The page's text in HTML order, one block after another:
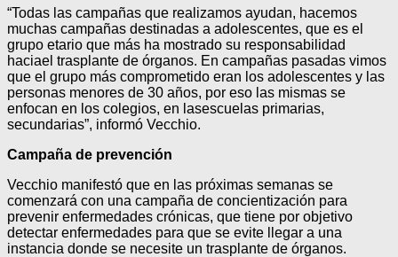
“Todas las campañas que realizamos ayudan, hacemos
muchas campañas destinadas a adolescentes, que es el
grupo etario que más ha mostrado su responsabilidad
haciael trasplante de órganos. En campañas pasadas vimos
que el grupo más comprometido eran los adolescentes y las
personas menores de 30 años, por eso las mismas se
enfocan en los colegios, en lasescuelas primarias,
secundarias”, informó Vecchio.
Campaña de prevención
Vecchio manifestó que en las próximas semanas se
comenzará con una campaña de concientización para
prevenir enfermedades crónicas, que tiene por objetivo
detectar enfermedades para que se evite llegar a una
instancia donde se necesite un trasplante de órganos.